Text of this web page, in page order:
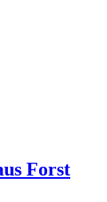
Forst